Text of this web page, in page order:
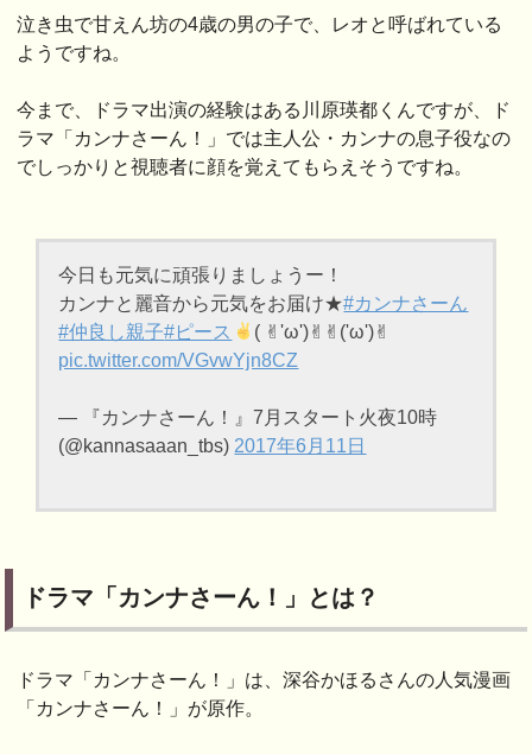
泣き虫で甘えん坊の4歳の男の子で、レオと呼ばれている
ようですね。
今まで、ドラマ出演の経験はある川原瑛都くんですが、ド
ラマ「カンナさーん！」では主人公・カンナの息子役なの
でしっかりと視聴者に顔を覚えてもらえそうですね。
今日も元気に頑張りましょうー！
カンナと麗音から元気をお届け★#カンナさーん
#仲良し親子#ピース
( ✌︎'ω')✌︎✌︎('ω')✌︎
pic.twitter.com/VGvwYjn8CZ
— 『カンナさーん！』7月スタート火夜10時
(@kannasaaan_tbs) 2017年6月11日
ドラマ「カンナさーん！」とは？
ドラマ「カンナさーん！」は、深谷かほるさんの人気漫画
「カンナさーん！」が原作。